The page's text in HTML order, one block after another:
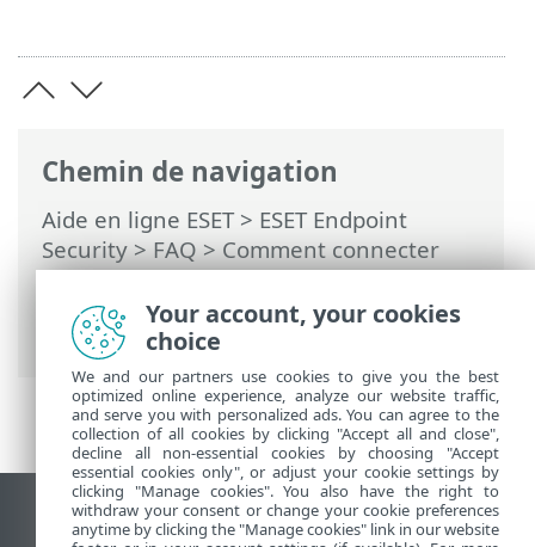
Chemin de navigation
Aide en ligne ESET> ESET Endpoint
Security>FAQ>Comment connecter
ESET Endpoint Security à ESET PROTECT
On-Prem
> Utilisation du mode de
remplacement
Afficher le site des postes de travail
Your account, your cookies
choice
We and our partners use cookies to give you the best
optimized online experience, analyze our website traffic,
and serve you with personalized ads. You can agree to the
collection of all cookies by clicking "Accept all and close",
decline all non-essential cookies by choosing "Accept
essential cookies only", or adjust your cookie settings by
clicking "Manage cookies". You also have the right to
withdraw your consent or change your cookie preferences
anytime by clicking the "Manage cookies" link in our website